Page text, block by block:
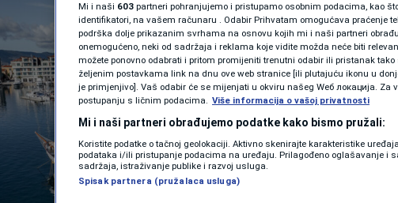
Mi i naši 603 partneri pohranjujemo i pristupamo osobnim podacima, kao
identifikatori, na vašem računaru . Odabir Prihvatam omogućava praćenje
podrška dolje prikazanim svrhama na osnovu kojih mi i naši partneri
onemogućeno, neki od sadržaja i reklama koje vidite možda neće biti
možete ponovno odabrati i pritom promijeniti trenutni odabir ili pristanak
željenim postavkama link na dnu ove web stranice [ili plutajuću ikonu u
je primjenjivo]. Vaš odabir će se mijenjati u okviru našeg Wеб локација. Za
postupanju s ličnim podacima. Više informacija o vašoj privatnosti
Mi i naši partneri obrađujemo podatke kako bismo pružali:
Koristite podatke o tačnoj geolokaciji. Aktivno skenirajte karakteristike
podataka i/ili pristupanje podacima na uređaju. Prilagođeno oglašavanje i
sadržaja, istraživanje publike i razvoj usluga.
Spisak partnera (pružalaca usluga)